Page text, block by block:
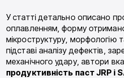
У статті детально описано
оплавленням, форму
мікроструктуру, морфологію
підставі аналізу дефектів,
механічного удару, автори
продуктивність паст JRP і